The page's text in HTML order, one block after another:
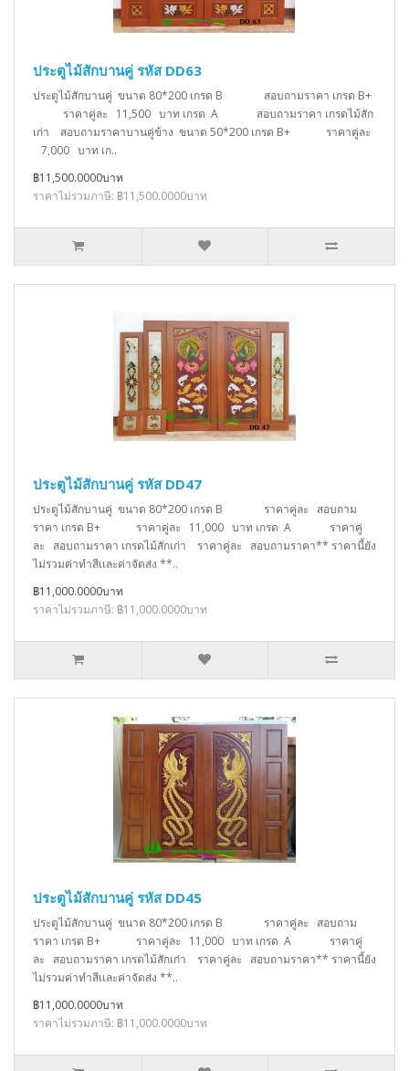
ประตูไม้สักบานคู่ รหัส DD63
ประตูไม้สักบานคู่ ขนาด 80*200 เกรด B สอบถามราคา เกรด B+
ราคาคู่ละ 11,500 บาท เกรด A สอบถามราคา เกรดไม้สัก
เก่า สอบถามราคาบานคู่ข้าง ขนาด 50*200 เกรด B+ ราคาคู่ละ
7,000 บาท เก..
฿11,500.0000บาท
ราคาไม่รวมภาษี: ฿11,500.0000บาท
ประตูไม้สักบานคู่ รหัส DD47
ประตูไม้สักบานคู่ ขนาด 80*200 เกรด B ราคาคู่ละ สอบถาม
ราคา เกรด B+ ราคาคู่ละ 11,000 บาท เกรด A ราคาคู่
ละ สอบถามราคา เกรดไม้สักเก่า ราคาคู่ละ สอบถามราคา** ราคานี้ยัง
ไม่รวมค่าทำสีเเละค่าจัดส่ง **..
฿11,000.0000บาท
ราคาไม่รวมภาษี: ฿11,000.0000บาท
ประตูไม้สักบานคู่ รหัส DD45
ประตูไม้สักบานคู่ ขนาด 80*200 เกรด B ราคาคู่ละ สอบถาม
ราคา เกรด B+ ราคาคู่ละ 11,000 บาท เกรด A ราคาคู่
ละ สอบถามราคา เกรดไม้สักเก่า ราคาคู่ละ สอบถามราคา** ราคานี้ยัง
ไม่รวมค่าทำสีเเละค่าจัดส่ง **..
฿11,000.0000บาท
ราคาไม่รวมภาษี: ฿11,000.0000บาท